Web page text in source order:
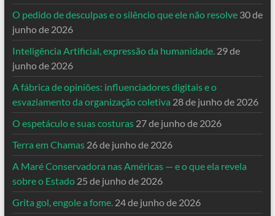
O pedido de desculpas e o silêncio que ele não resolve 30 de
junho de 2026
Inteligência Artificial, expressão da humanidade. 29 de
junho de 2026
A fábrica de opiniões: influenciadores digitais e o
esvaziamento da organização coletiva 28 de junho de 2026
O espetáculo e suas costuras 27 de junho de 2026
Terra em Chamas 26 de junho de 2026
A Maré Conservadora nas Américas — e o que ela revela
sobre o Estado 25 de junho de 2026
Grita gol, engole a fome. 24 de junho de 2026